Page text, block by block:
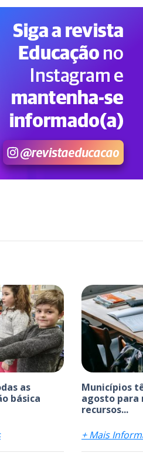
as
básica
Municípios
agosto para
recursos...
+ Mais